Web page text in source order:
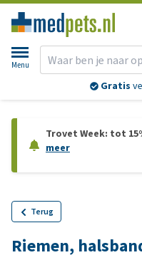
Menu
Gratis
Trovet Week: tot
meer
Terug
Riemen,